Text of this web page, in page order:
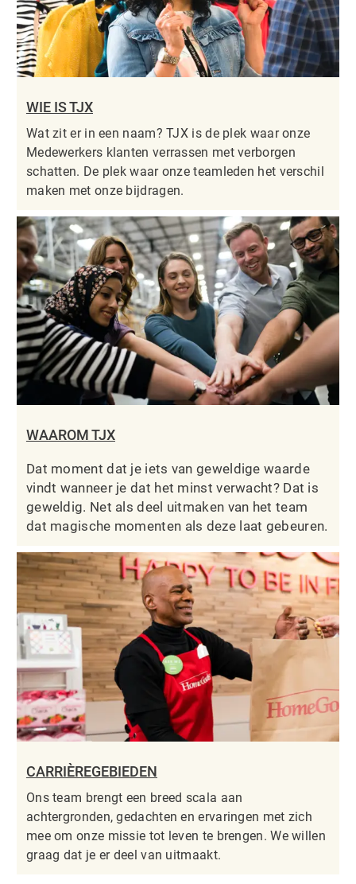
WIE IS TJX
Wat zit er in een naam? TJX is de plek waar onze
Medewerkers klanten verrassen met verborgen
schatten. De plek waar onze teamleden het verschil
maken met onze bijdragen.
WAAROM TJX
Dat moment dat je iets van geweldige waarde
vindt wanneer je dat het minst verwacht? Dat is
geweldig. Net als deel uitmaken van het team
dat magische momenten als deze laat gebeuren.
CARRIÈREGEBIEDEN
Ons team brengt een breed scala aan
achtergronden, gedachten en ervaringen met zich
mee om onze missie tot leven te brengen. We willen
graag dat je er deel van uitmaakt.